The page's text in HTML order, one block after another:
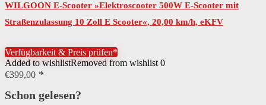
WILGOON E-Scooter »Elektroscooter 500W E-Scooter mit
Straßenzulassung 10 Zoll E Scooter«, 20,00 km/h, eKFV
Verfügbarkeit & Preis prüfen*
Added to wishlistRemoved from wishlist 0
€399,00
Schon gelesen?